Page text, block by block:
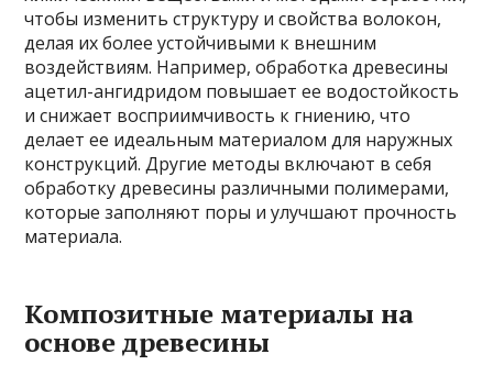
чтобы изменить структуру и свойства волокон,
делая их более устойчивыми к внешним
воздействиям. Например, обработка древесины
ацетил-ангидридом повышает ее водостойкость
и снижает восприимчивость к гниению, что
делает ее идеальным материалом для наружных
конструкций. Другие методы включают в себя
обработку древесины различными полимерами,
которые заполняют поры и улучшают прочность
материала.
Композитные материалы на
основе древесины